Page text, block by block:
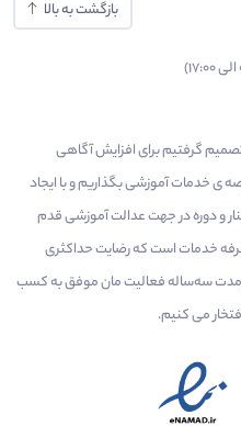
بازگشت به بالا
شد، زمانی که تصمیم گرفتیم برای افزایش آگاهی
ی خدمات آموزشی بگذاریم و با ایجاد
و دوره در جهت عدالت آموزشی قدم
خدمات است که رضایت حداکثری
مدت سه‌ساله فعالیت مان موفق به کسب
می‌ کنیم.